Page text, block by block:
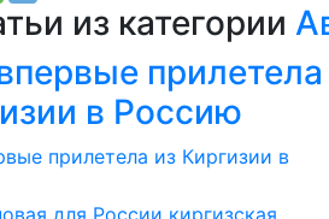
из категории
прилетела
в Россию
для России киргизская